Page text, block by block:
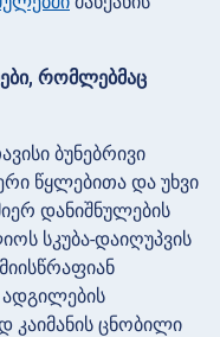
რომლებმაც
ბუნებრივი
წყლებითა და უხვი
დანიშნულების
სკუბა-დაიღუპვის
ადგილების
კაიმანის ცნობილი